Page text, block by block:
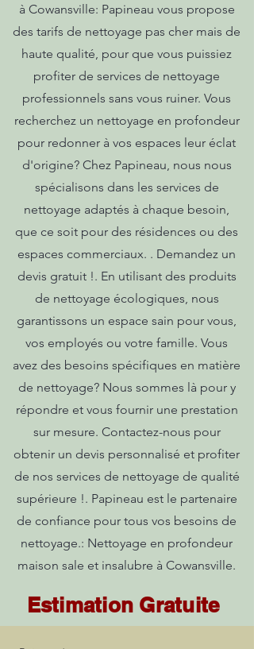
à Cowansville: Papineau vous propose
des tarifs de nettoyage pas cher mais de
haute qualité, pour que vous puissiez
profiter de services de nettoyage
professionnels sans vous ruiner. Vous
recherchez un nettoyage en profondeur
pour redonner à vos espaces leur éclat
d'origine? Chez Papineau, nous nous
spécialisons dans les services de
nettoyage adaptés à chaque besoin,
que ce soit pour des résidences ou des
espaces commerciaux. . Demandez un
devis gratuit !. En utilisant des produits
de nettoyage écologiques, nous
garantissons un espace sain pour vous,
vos employés ou votre famille. Vous
avez des besoins spécifiques en matière
de nettoyage? Nous sommes là pour y
répondre et vous fournir une prestation
sur mesure. Contactez-nous pour
obtenir un devis personnalisé et profiter
de nos services de nettoyage de qualité
supérieure !. Papineau est le partenaire
de confiance pour tous vos besoins de
nettoyage.: Nettoyage en profondeur
maison sale et insalubre à Cowansville.
Estimation Gratuite